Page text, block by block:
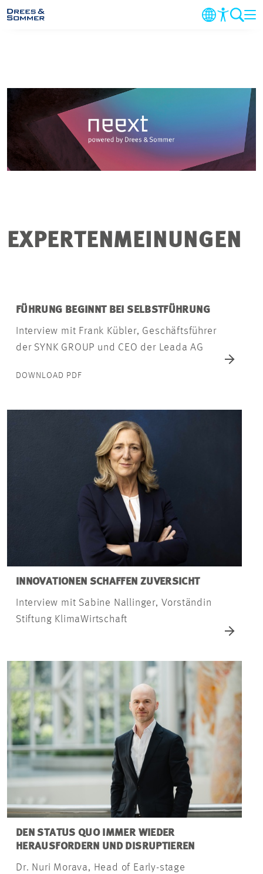
SERVICES
UNTERNEHMEN
IM FOKUS
EXPERTENMEINUNGEN
FÜHRUNG BEGINNT BEI SELBSTFÜHRUNG
Interview mit Frank Kübler, Geschäftsführer
der SYNK GROUP und CEO der Leada AG
DOWNLOAD PDF
INNOVATIONEN SCHAFFEN ZUVERSICHT
Interview mit Sabine Nallinger, Vorständin
Stiftung KlimaWirtschaft
DEN STATUS QUO IMMER WIEDER
HERAUSFORDERN UND DISRUPTIEREN
Dr. Nuri Morava, Head of Early-stage